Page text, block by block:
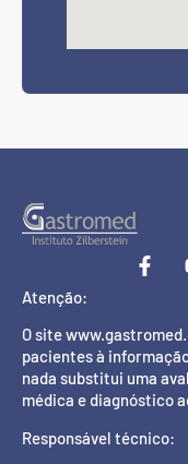
Atenção:
O site
pacientes à
nada substitui uma
médica e diagnóstico
Responsável técnico: